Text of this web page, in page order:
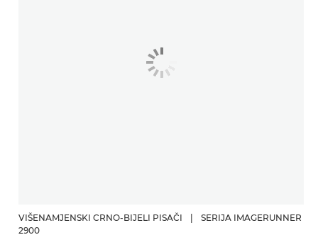
VIŠENAMJENSKI CRNO-BIJELI PISAČI
SERIJA IMAGERUNNER
2900